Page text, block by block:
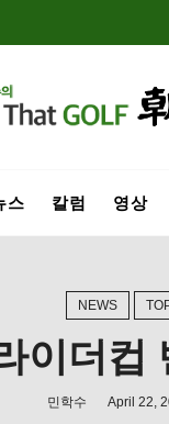
스 칼럼 영상
NEWS
이더
민학수 April 22,